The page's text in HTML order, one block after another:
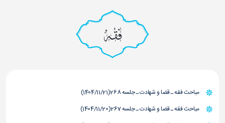
فقه
مباحث فقه ـ قضا و شهادت ـ جلسه 268(1404/11/21)
مباحث فقه ـ قضا و شهادت ـ جلسه 267(1404/11/20)